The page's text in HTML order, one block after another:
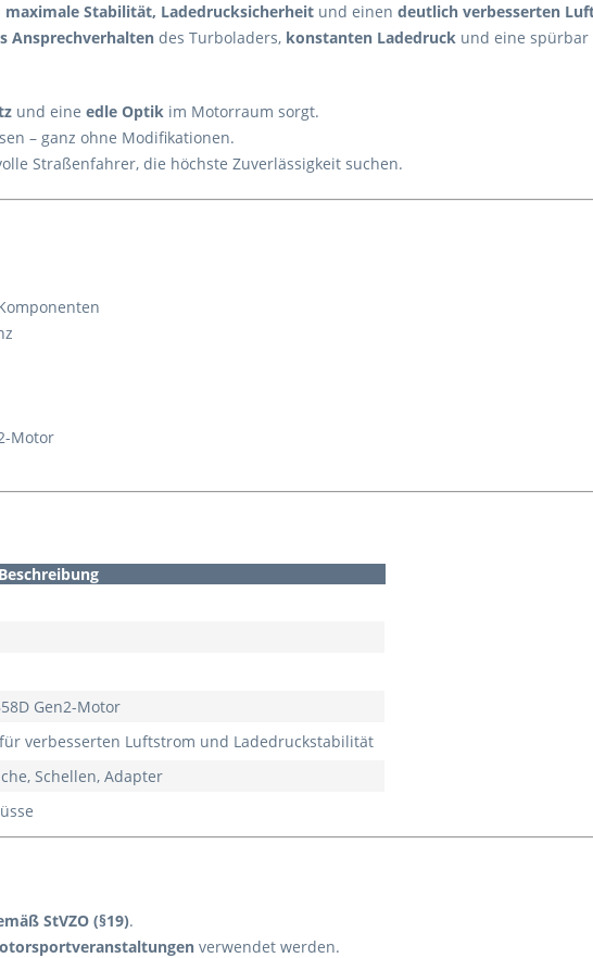
maximale Stabilität, Ladedrucksicherheit und einen deutlich verbesserten
Ansprechverhalten des Turboladers, konstanten Ladedruck und eine spürbar
und eine edle Optik im Motorraum sorgt.
– ganz ohne Modifikationen.
Straßenfahrer, die höchste Zuverlässigkeit suchen.
Motor
Beschreibung
Gen2-Motor
verbesserten Luftstrom und Ladedruckstabilität
Schellen, Adapter
StVZO (§19).
verwendet werden.